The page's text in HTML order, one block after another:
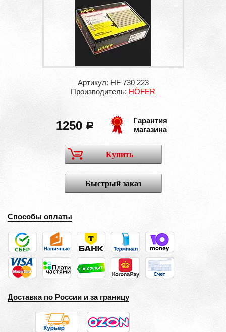
Артикул: HF 730 223
Производитель: HÖFER
1250 a
Гарантия
магазина
Купить
Быстрый заказ
Способы оплаты
Доставка по России и за границу